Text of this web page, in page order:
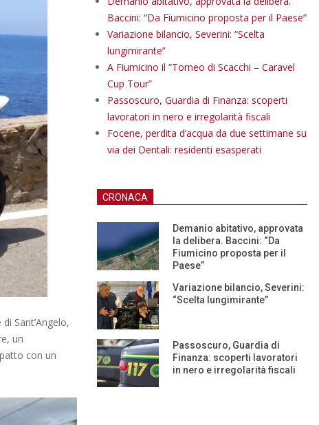
Sant’Angelo,
un
con un
Baccini: “Da Fiumicino proposta per il Paese”
Variazione bilancio, Severini: “Scelta
lungimirante”
A Fiumicino il “Torneo di Scacchi – Caravel
Cup Tour”
Passoscuro, Guardia di Finanza: scoperti
lavoratori in nero e irregolarità fiscali
Focene, perdita d’acqua da due settimane su
via dei Dentali: residenti esasperati
CRONACA
Demanio abitativo, approvata
la delibera. Baccini: “Da
Fiumicino proposta per il
Paese”
Variazione bilancio, Severini:
“Scelta lungimirante”
Passoscuro, Guardia di
Finanza: scoperti lavoratori
in nero e irregolarità fiscali